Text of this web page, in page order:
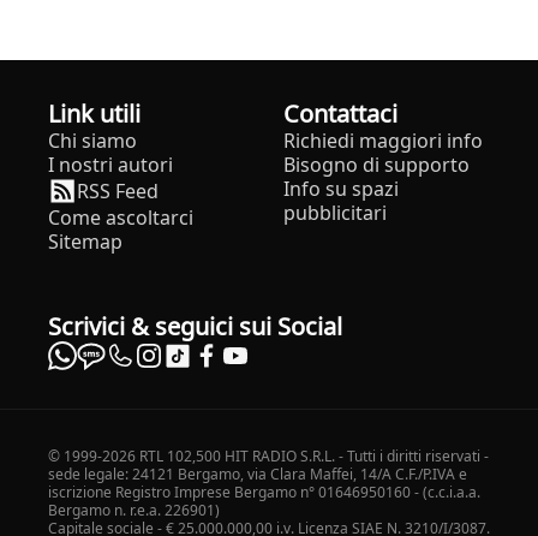
Link utili
Chi siamo
I nostri autori
RSS Feed
Come ascoltarci
Sitemap
Contattaci
Richiedi maggiori info
Bisogno di supporto
Info su spazi
pubblicitari
Scrivici & seguici sui Social
© 1999-2026 RTL 102,500 HIT RADIO S.R.L. - Tutti i diritti riservati -
sede legale: 24121 Bergamo, via Clara Maffei, 14/A C.F./P.IVA e
iscrizione Registro Imprese Bergamo n° 01646950160 - (c.c.i.a.a.
Bergamo n. r.e.a. 226901)
Capitale sociale - € 25.000.000,00 i.v. Licenza SIAE N. 3210/I/3087.